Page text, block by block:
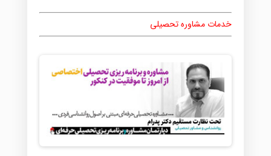
خدمات مشاوره تحصیلی